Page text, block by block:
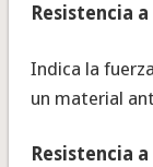
Resistencia
Indica la
un material
Resistencia